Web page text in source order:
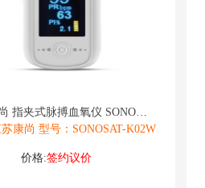
江苏康尚 指夹式脉搏血氧仪 SONOSAT
康尚 型号：SONOSAT-K02W
价格:签约议价